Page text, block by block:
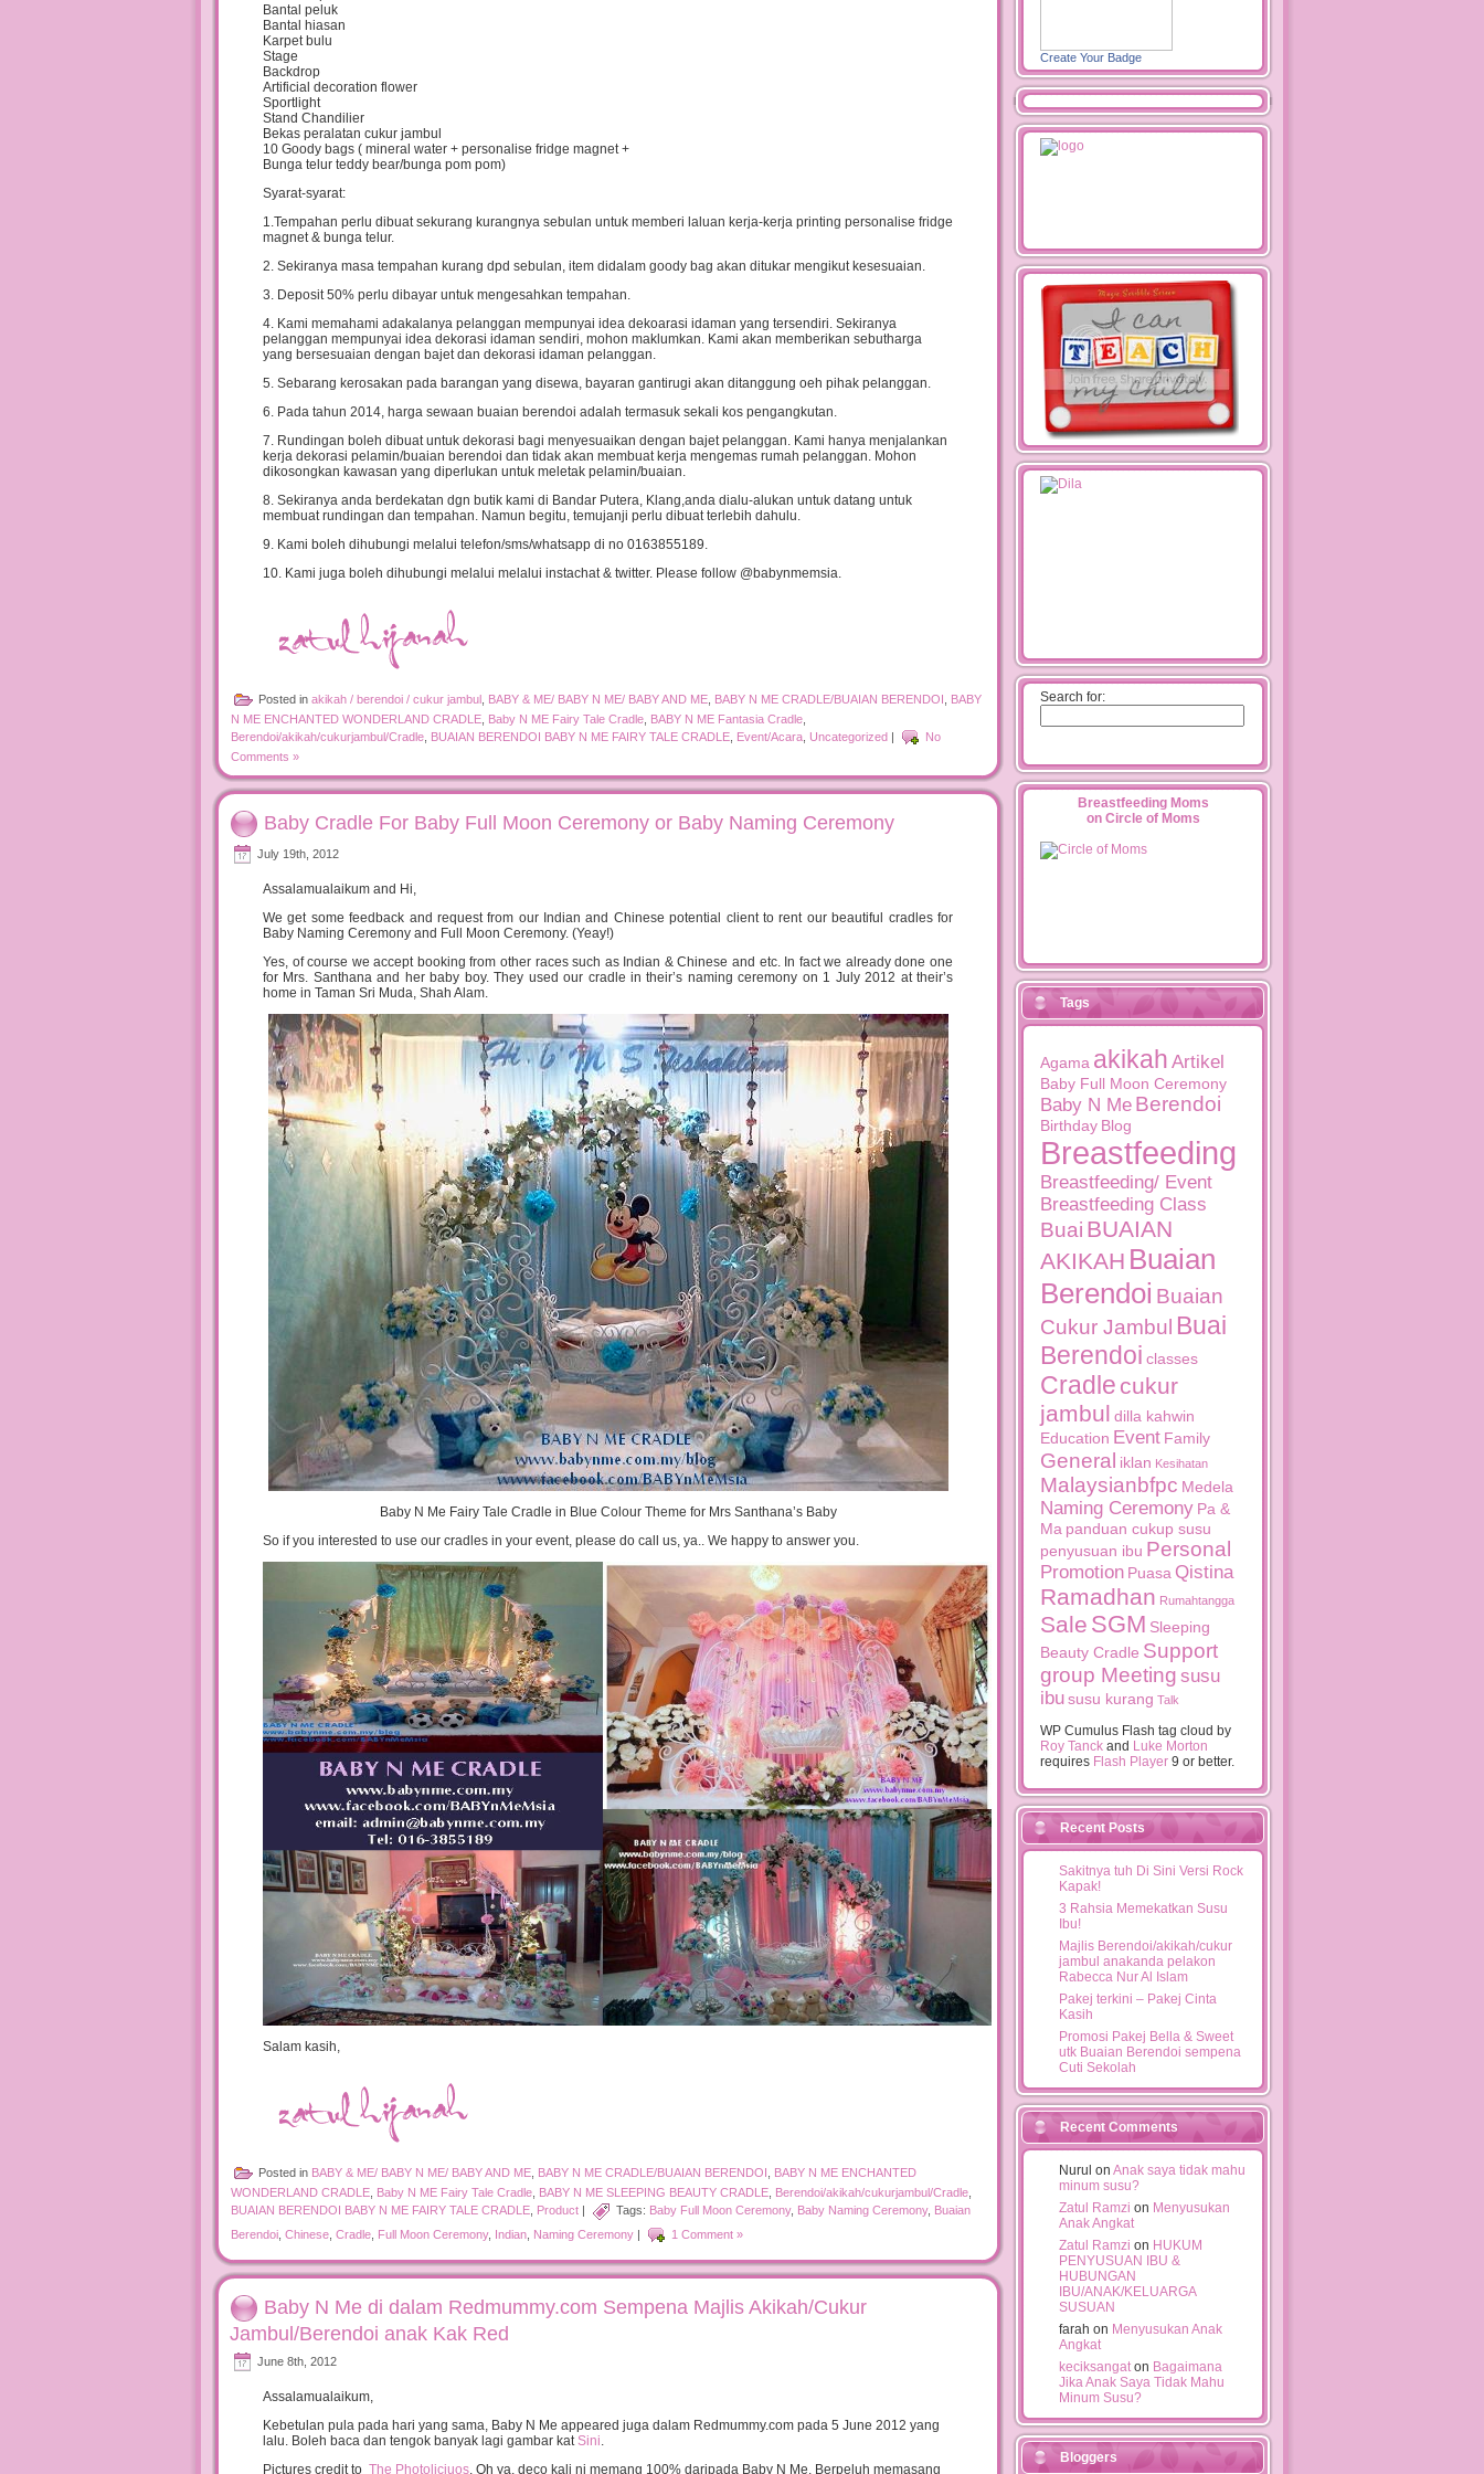
Bantal peluk
Bantal hiasan
Karpet bulu
Stage
Backdrop
Artificial decoration flower
Sportlight
Stand Chandilier
Bekas peralatan cukur jambul
10 Goody bags ( mineral water + personalise fridge magnet +
Bunga telur teddy bear/bunga pom pom)
Syarat-syarat:
1.Tempahan perlu dibuat sekurang kurangnya sebulan untuk memberi laluan kerja-kerja printing personalise fridge
magnet & bunga telur.
2. Sekiranya masa tempahan kurang dpd sebulan, item didalam goody bag akan ditukar mengikut kesesuaian.
3. Deposit 50% perlu dibayar untuk mengesahkan tempahan.
4. Kami memahami adakalanya pelanggan mempunyai idea dekoarasi idaman yang tersendiri. Sekiranya
pelanggan mempunyai idea dekorasi idaman sendiri, mohon maklumkan. Kami akan memberikan sebutharga
yang bersesuaian dengan bajet dan dekorasi idaman pelanggan.
5. Sebarang kerosakan pada barangan yang disewa, bayaran gantirugi akan ditanggung oeh pihak pelanggan.
6. Pada tahun 2014, harga sewaan buaian berendoi adalah termasuk sekali kos pengangkutan.
7. Rundingan boleh dibuat untuk dekorasi bagi menyesuaikan dengan bajet pelanggan. Kami hanya menjalankan
kerja dekorasi pelamin/buaian berendoi dan tidak akan membuat kerja mengemas rumah pelanggan. Mohon
dikosongkan kawasan yang diperlukan untuk meletak pelamin/buaian.
8. Sekiranya anda berdekatan dgn butik kami di Bandar Putera, Klang,anda dialu-alukan untuk datang untuk
membuat rundingan dan tempahan. Namun begitu, temujanji perlu dibuat terlebih dahulu.
9. Kami boleh dihubungi melalui telefon/sms/whatsapp di no 0163855189.
10. Kami juga boleh dihubungi melalui melalui instachat & twitter. Please follow @babynmemsia.
Posted in akikah / berendoi / cukur jambul BABY & ME/ BABY N ME/ BABY AND ME BABY N ME CRADLE/BUAIAN BERENDOI
BABY
N ME ENCHANTED WONDERLAND CRADLE Baby N ME Fairy Tale Cradle BABY N ME Fantasia Cradle
Berendoi/akikah/cukurjambul/Cradle BUAIAN BERENDOI BABY N ME FAIRY TALE CRADLE Event/Acara Uncategorized |
No
Comments »
Baby Cradle For Baby Full Moon Ceremony or Baby Naming Ceremony
July 19th, 2012
Assalamualaikum and Hi,
We get some feedback and request from our Indian and Chinese potential client to rent our beautiful cradles for
Baby Naming Ceremony and Full Moon Ceremony. (Yeay!)
Yes, of course we accept booking from other races such as Indian & Chinese and etc. In fact we already done one
for Mrs. Santhana and her baby boy. They used our cradle in their’s naming ceremony on 1 July 2012 at their’s
home in Taman Sri Muda, Shah Alam.
Baby N Me Fairy Tale Cradle in Blue Colour Theme for Mrs Santhana’s Baby
So if you interested to use our cradles in your event, please do call us, ya.. We happy to answer you.
Salam kasih,
Posted in BABY & ME/ BABY N ME/ BABY AND ME BABY N ME CRADLE/BUAIAN BERENDOI
BABY N ME ENCHANTED
WONDERLAND CRADLE
Baby N ME Fairy Tale Cradle BABY N ME SLEEPING BEAUTY CRADLE Berendoi/akikah/cukurjambul/Cradle
BUAIAN BERENDOI BABY N ME FAIRY TALE CRADLE Product | Tags: Baby Full Moon Ceremony, Baby Naming Ceremony, Buaian
Berendoi Chinese Cradle Full Moon Ceremony, Indian Naming Ceremony | 1 Comment »
Baby N Me di dalam Redmummy.com Sempena Majlis Akikah/Cukur
Jambul/Berendoi anak Kak Red
June 8th, 2012
Assalamualaikum,
Kebetulan pula pada hari yang sama, Baby N Me appeared juga dalam Redmummy.com pada 5 June 2012 yang
lalu. Boleh baca dan tengok banyak lagi gambar katSini.
Pictures credit to The Photoliciuos. Oh ya, deco kali ni memang 100% daripada Baby N Me. Berpeluh memasang
Create Your Badge
Search for:
Breastfeeding Moms
on Circle of Moms
Tags
Agama akikah Artikel
Baby Full Moon Ceremony
Baby N Me Berendoi
Birthday Blog
Breastfeeding
Breastfeeding/ Event
Breastfeeding Class
Buai BUAIAN
AKIKAH Buaian
Berendoi Buaian
Cukur Jambul Buai
Berendoi classes
Cradle cukur
jambul dilla kahwin
Education Event Family
General iklan Kesihatan
Malaysianbfpc Medela
Naming Ceremony Pa &
Ma panduan cukup susu
penyusuan ibu Personal
Promotion Puasa Qistina
Ramadhan Rumahtangga
Sale SGM Sleeping
Beauty Cradle Support
group Meeting susu
ibususu kurang Talk
WP Cumulus Flash tag cloud by
Roy Tanck and Luke Morton
requires Flash Player 9 or better.
Recent Posts
Sakitnya tuh Di Sini Versi Rock
Kapak!
3 Rahsia Memekatkan Susu
Ibu!
Majlis Berendoi/akikah/cukur
jambul anakanda pelakon
Rabecca Nur Al Islam
Pakej terkini – Pakej Cinta
Kasih
Promosi Pakej Bella & Sweet
utk Buaian Berendoi sempena
Cuti Sekolah
Recent Comments
Nurul on Anak saya tidak mahu
minum susu?
Zatul Ramzi on Menyusukan
Anak Angkat
Zatul Ramzi on HUKUM
PENYUSUAN IBU &
HUBUNGAN
IBU/ANAK/KELUARGA
SUSUAN
farah on Menyusukan Anak
Angkat
keciksangaton Bagaimana
Jika Anak Saya Tidak Mahu
Minum Susu?
Bloggers